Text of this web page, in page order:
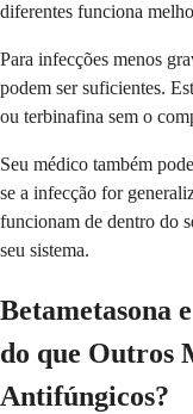
diferentes funciona
Para infecções menos
podem ser suficientes.
ou terbinafina sem o
Seu médico também
se a infecção for
funcionam de dentro do
seu sistema.
Betametasona
do que Outros
Antifúngicos?